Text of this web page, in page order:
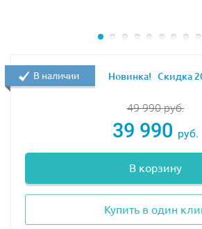
49 990руб.
39 990 руб.
В корзину
Купить в один
В наличии Новинка! Скидка